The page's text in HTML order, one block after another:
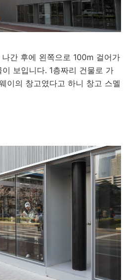
간 후에 왼쪽으로 100m 걸어가
보입니다. 1층짜리 건물로 가
이의 창고였다고 하니 창고 스멜